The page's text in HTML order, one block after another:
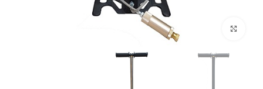
بزرگنمایی تصویر